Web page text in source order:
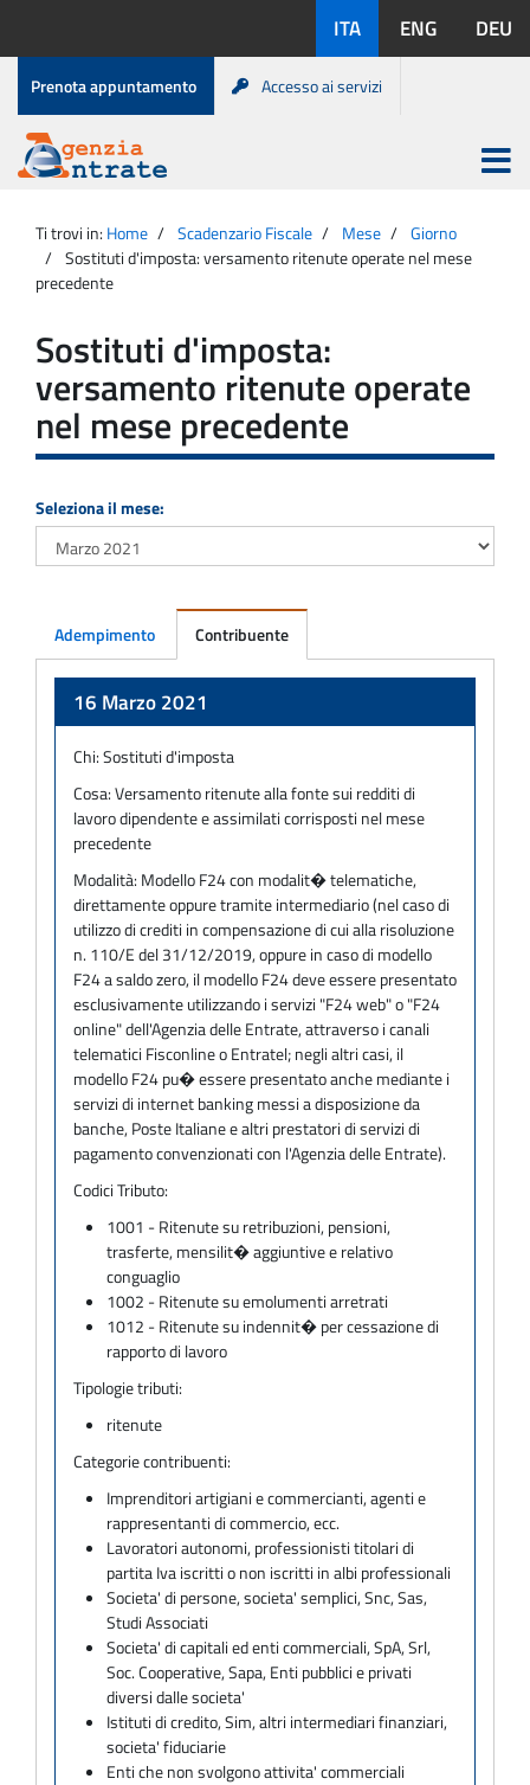
contenuto
disponibili:
ITA ENG DEU
Menu
di
servizio
Prenota appuntamento Accesso ai servizi
Agenzia
Entrate
Apri
menu
principale
Ti trovi in: Home Scadenzario Fiscale Mese
Giorno
Sostituti d'imposta: versamento ritenute operate nel mese
precedente
Sostituti d'imposta:
versamento ritenute operate
nel mese precedente
Seleziona il mese:
Adempimento Contribuente
16 Marzo 2021
Chi:Sostituti d'imposta
Cosa:Versamento ritenute alla fonte sui redditi di
lavoro dipendente e assimilati corrisposti nel mese
precedente
Modalità: Modello F24 con modalit� telematiche,
direttamente oppure tramite intermediario (nel caso di
utilizzo di crediti in compensazione di cui alla risoluzione
n. 110/E del 31/12/2019, oppure in caso di modello
F24 a saldo zero, il modello F24 deve essere presentato
esclusivamente utilizzando i servizi "F24 web" o "F24
online" dell'Agenzia delle Entrate, attraverso i canali
telematici Fisconline o Entratel; negli altri casi, il
modello F24 pu� essere presentato anche mediante i
servizi di internet banking messi a disposizione da
banche, Poste Italiane e altri prestatori di servizi di
pagamento convenzionati con l'Agenzia delle Entrate).
Codici Tributo:
1001 - Ritenute su retribuzioni, pensioni,
trasferte, mensilit� aggiuntive e relativo
conguaglio
1002 - Ritenute su emolumenti arretrati
1012 - Ritenute su indennit� per cessazione di
rapporto di lavoro
Tipologie tributi:
ritenute
Categorie contribuenti:
Imprenditori artigiani e commercianti, agenti e
rappresentanti di commercio, ecc.
Lavoratori autonomi, professionisti titolari di
partita Iva iscritti o non iscritti in albi professionali
Societa' di persone, societa' semplici, Snc, Sas,
Studi Associati
Societa' di capitali ed enti commerciali, SpA, Srl,
Soc. Cooperative, Sapa, Enti pubblici e privati
diversi dalle societa'
Istituti di credito, Sim, altri intermediari finanziari,
societa' fiduciarie
Enti che non svolgono attivita' commerciali